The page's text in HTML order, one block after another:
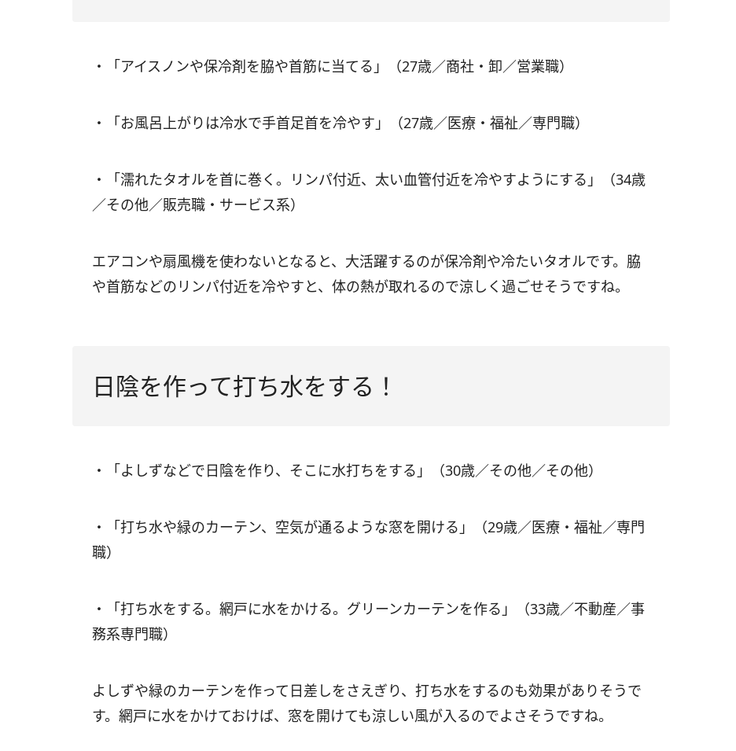
・「アイスノンや保冷剤を脇や首筋に当てる」（27歳／商社・卸／営業職）
・「お風呂上がりは冷水で手首足首を冷やす」（27歳／医療・福祉／専門職）
・「濡れたタオルを首に巻く。リンパ付近、太い血管付近を冷やすようにする」（34歳
／その他／販売職・サービス系）
エアコンや扇風機を使わないとなると、大活躍するのが保冷剤や冷たいタオルです。脇
や首筋などのリンパ付近を冷やすと、体の熱が取れるので涼しく過ごせそうですね。
日陰を作って打ち水をする！
・「よしずなどで日陰を作り、そこに水打ちをする」（30歳／その他／その他）
・「打ち水や緑のカーテン、空気が通るような窓を開ける」（29歳／医療・福祉／専門
職）
・「打ち水をする。網戸に水をかける。グリーンカーテンを作る」（33歳／不動産／事
務系専門職）
よしずや緑のカーテンを作って日差しをさえぎり、打ち水をするのも効果がありそうで
す。網戸に水をかけておけば、窓を開けても涼しい風が入るのでよさそうですね。